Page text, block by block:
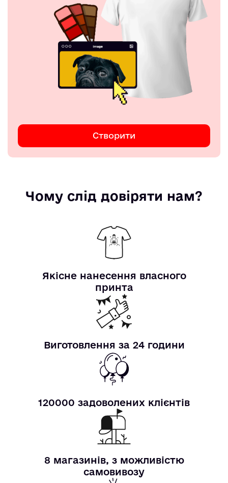
Створити
Чому слід довіряти нам?
Якісне нанесення власного
принта
Виготовлення за 24 години
120000 задоволених клієнтів
8 магазинів, з можливістю
самовивозу